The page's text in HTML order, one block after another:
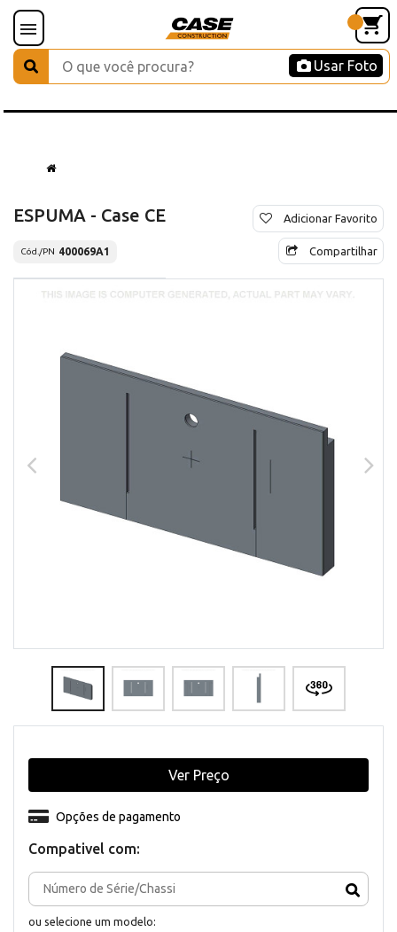
Usar Foto
ESPUMA - Case CE
Cód./PN 400069A1
Adicionar Favorito
Compartilhar
Compativel com:
ou selecione um modelo:
Opções de pagamento
Ver Preço